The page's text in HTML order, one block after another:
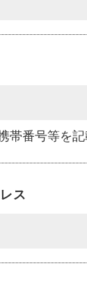
番号等を記
ス